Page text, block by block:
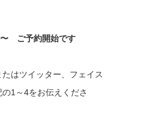
ご予約開始です
はツイッター、フェイス
1～4をお伝えくださ